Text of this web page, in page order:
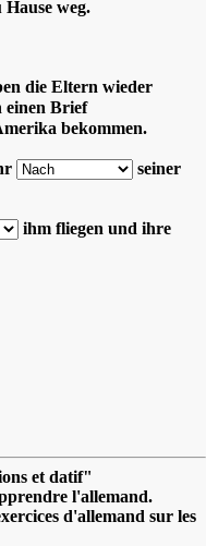
Hause weg.
die Eltern wieder
einen Brief
bekommen.
seiner
ihm fliegen und ihre
et datif"
l'allemand.
d'allemand sur les